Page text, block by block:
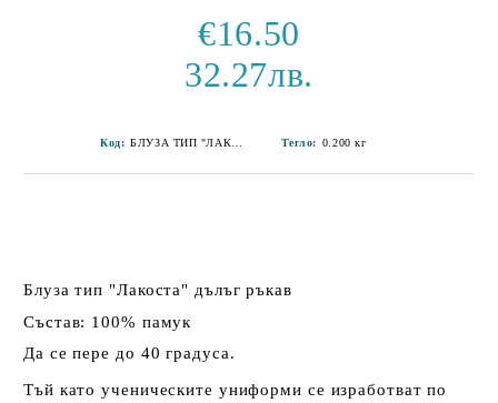
€16.50
32.27лв.
Код: Тегло: 0.200 кг
Блуза тип "Лакоста" дълъг ръкав
Състав: 100% памук
Да се пере до 40 градуса.
Тъй като ученическите униформи се изработват по